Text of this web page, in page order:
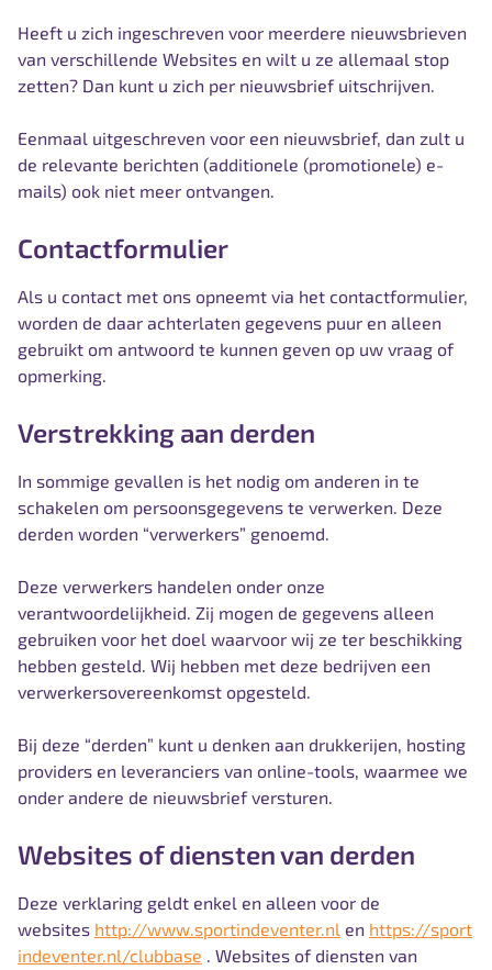
Heeft u zich ingeschreven voor meerdere nieuwsbrieven
van verschillende Websites en wilt u ze allemaal stop
zetten? Dan kunt u zich per nieuwsbrief uitschrijven.
Eenmaal uitgeschreven voor een nieuwsbrief, dan zult u
de relevante berichten (additionele (promotionele) e-
mails) ook niet meer ontvangen.
Contactformulier
Als u contact met ons opneemt via het contactformulier,
worden de daar achterlaten gegevens puur en alleen
gebruikt om antwoord te kunnen geven op uw vraag of
opmerking.
Verstrekking aan derden
In sommige gevallen is het nodig om anderen in te
schakelen om persoonsgegevens te verwerken. Deze
derden worden “verwerkers” genoemd.
Deze verwerkers handelen onder onze
verantwoordelijkheid. Zij mogen de gegevens alleen
gebruiken voor het doel waarvoor wij ze ter beschikking
hebben gesteld. Wij hebben met deze bedrijven een
verwerkersovereenkomst opgesteld.
Bij deze “derden” kunt u denken aan drukkerijen, hosting
providers en leveranciers van online-tools, waarmee we
onder andere de nieuwsbrief versturen.
Websites of diensten van derden
Deze verklaring geldt enkel en alleen voor de
websites http://www.sportindeventer.nl en https://sport
indeventer.nl/clubbase . Websites of diensten van